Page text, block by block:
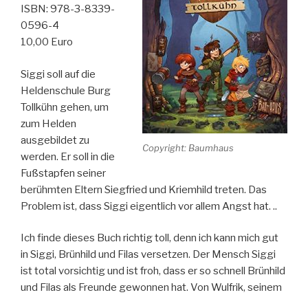
Copyright: Baumhaus
ISBN: 978-3-8339-
0596-4
10,00 Euro
Siggi soll auf die
Heldenschule Burg
Tollkühn gehen, um
zum Helden
ausgebildet zu
werden. Er soll in die
Fußstapfen seiner
berühmten Eltern Siegfried und Kriemhild treten. Das
Problem ist, dass Siggi eigentlich vor allem Angst hat. ..
Ich finde dieses Buch richtig toll, denn ich kann mich gut
in Siggi, Brünhild und Filas versetzen. Der Mensch Siggi
ist total vorsichtig und ist froh, dass er so schnell Brünhild
und Filas als Freunde gewonnen hat. Von Wulfrik, seinem